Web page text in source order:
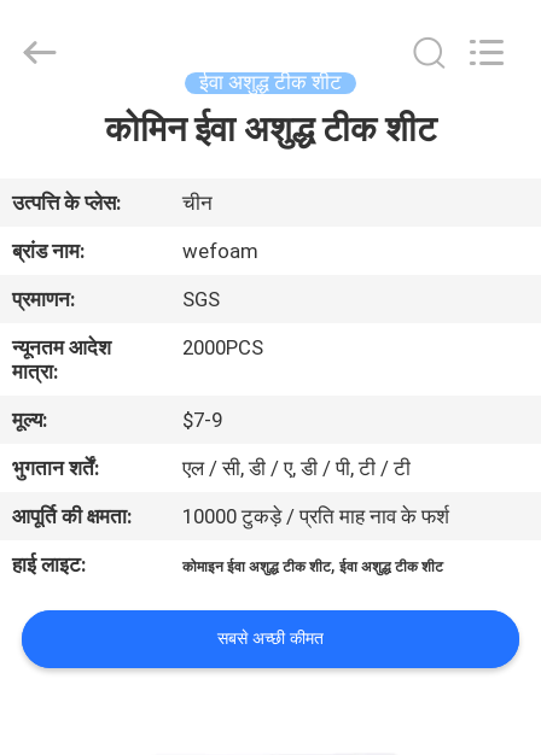
उत्पादों
वीडियो
हमारे
बारे
कारखाना
भ्रमण
गुणवत्ता
Rights
ईवा अशुद्ध टीक शीट
कोमिन ईवा अशुद्ध टीक शीट
उत्पत्ति के प्लेस:
चीन
ब्रांड नाम:
wefoam
प्रमाणन:
SGS
न्यूनतम आदेश
मात्रा:
2000PCS
मूल्य:
$7-9
भुगतान शर्तें:
एल / सी, डी / ए, डी / पी, टी / टी
आपूर्ति की क्षमता:
10000 टुकड़े / प्रति माह नाव के फर्श
हाई लाइट:
कोमाइन ईवा अशुद्ध टीक शीट,ईवा अशुद्ध टीक शीट
सबसे अच्छी कीमत